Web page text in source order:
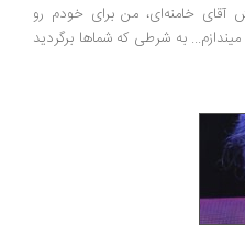
من برای خودم رو
به شرطی که شماها برگردید